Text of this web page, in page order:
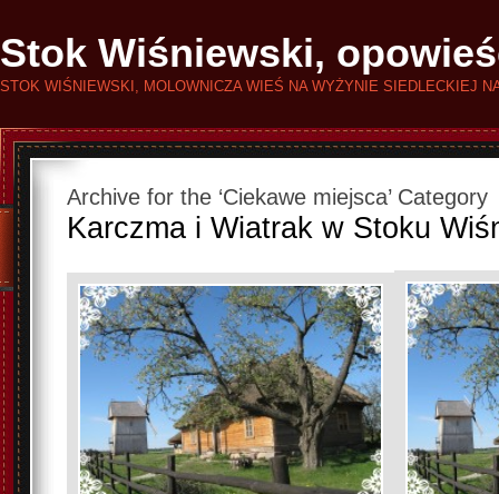
Stok Wiśniewski,
STOK WIŚNIEWSKI, MOLOWNICZA WIEŚ NA WYŻYNIE SIEDLECKIEJ
Archive for the ‘Ciekawe miejsca’ Category
Karczma i Wiatrak w Stoku